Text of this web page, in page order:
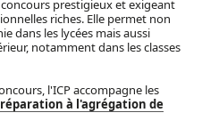
prestigieux et exigeant
riches. Elle permet non
dans les lycées mais aussi
notamment dans les classes
l'ICP accompagne les
à l'agrégation de